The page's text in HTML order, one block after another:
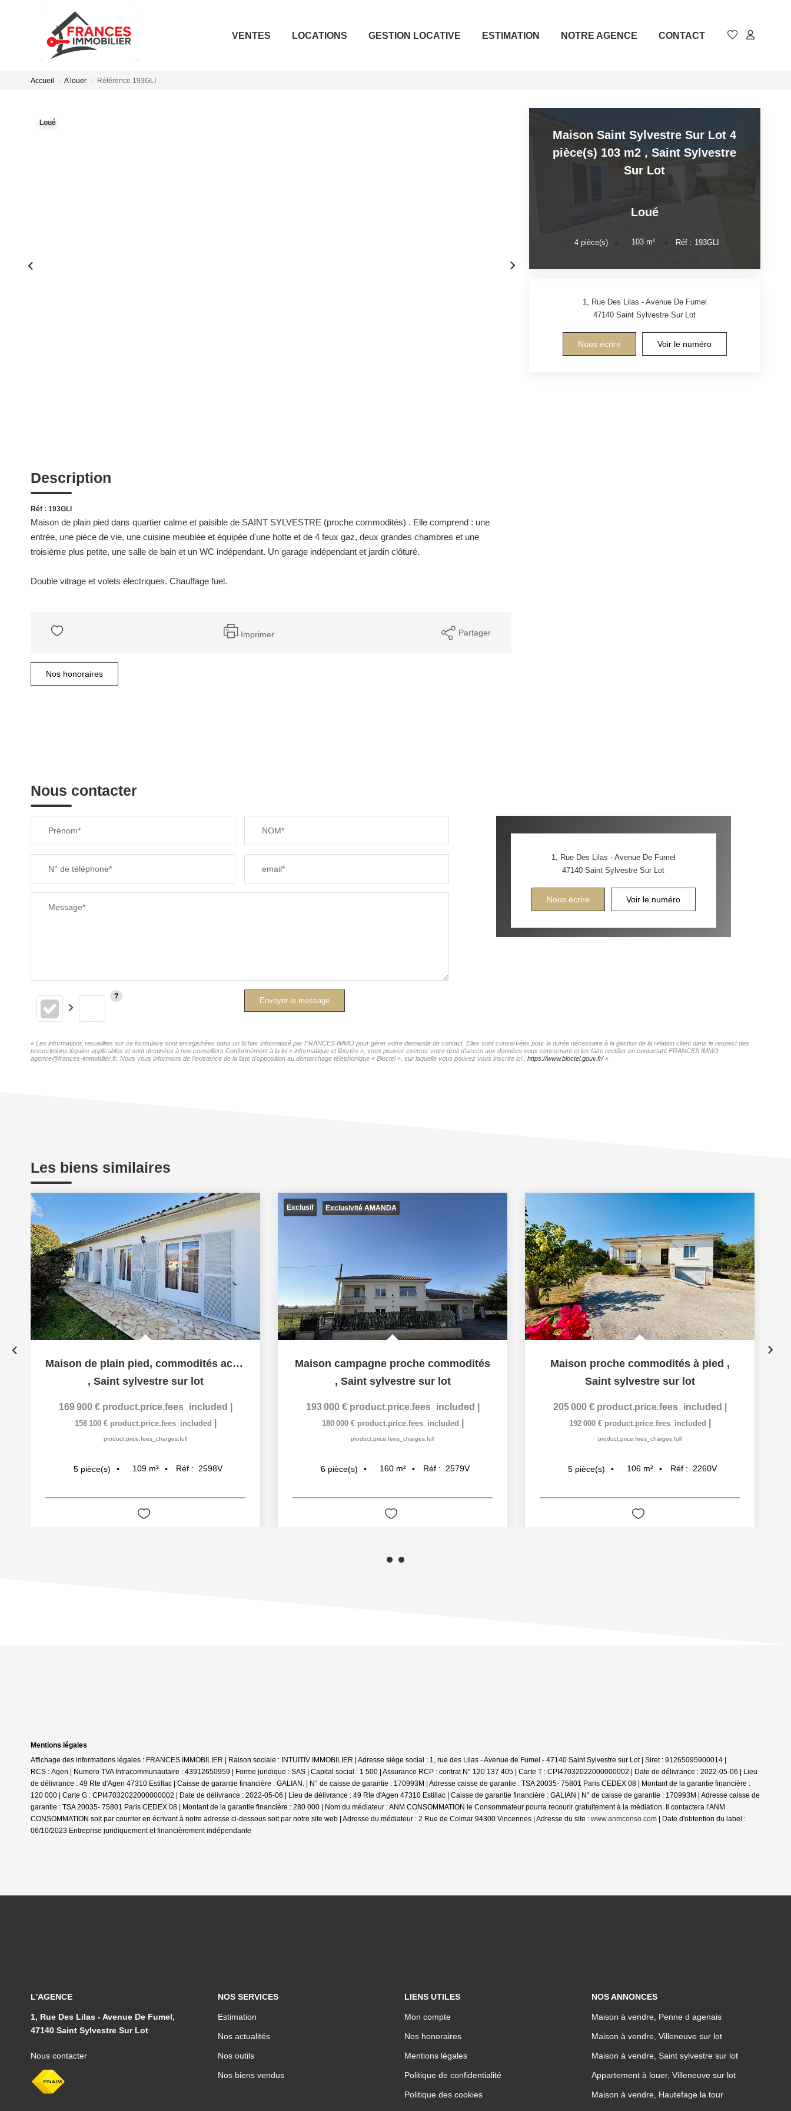
VENTES LOCATIONS GESTION LOCATIVE ESTIMATION NOTRE AGENCE CONTACT
Accueil A louer Référence 193GLI
Loué
Description
Réf : 193GLI
Maison de plain pied dans quartier calme et paisible de SAINT SYLVESTRE (proche commodités) . Elle comprend : une
entrée, une pièce de vie, une cuisine meublée et équipée d'une hotte et de 4 feux gaz, deux grandes chambres et une
troisième plus petite, une salle de bain et un WC indépendant. Un garage indépendant et jardin clôturé.
Double vitrage et volets électriques. Chauffage fuel.
Imprimer Partager
Nos honoraires
Maison Saint Sylvestre Sur Lot 4
pièce(s) 103 m2 ,Saint Sylvestre
Sur Lot
Loué
4pièce(s) 103 m² Réf : 193GLI
1, Rue Des Lilas - Avenue De Fumel
47140Saint Sylvestre Sur Lot
Nous écrire Voir le numéro
Nous contacter
Prénom* NOM*
N° de téléphone* email*
Message*
Envoyer le message
1, Rue Des Lilas - Avenue De Fumel
47140Saint Sylvestre Sur Lot
Nous écrire Voir le numéro
« Les informations recueillies sur ce formulaire sont enregistrées dans un fichier informatisé par FRANCES IMMO pour gérer votre demande de contact. Elles sont conservées pour la durée nécessaire à la gestion de la relation client dans le respect des
prescriptions légales applicables et sont destinées à nos conseillers Conformément à la loi « informatique et libertés », vous pouvez exercer votre droit d'accès aux données vous concernant et les faire rectifier en contactant FRANCES IMMO
agence@frances-immobilier.fr. Nous vous informons de l'existence de la liste d'opposition au démarchage téléphonique « Bloctel », sur laquelle vous pouvez vous inscrire ici : https://www.bloctel.gouv.fr/»
Les biens similaires
Maison de plain pied, commodités accessibles à pied
, Saint sylvestre sur lot
169 900 € product.price.fees_included
158 100 € product.price.fees_included
product.price.fees_charges.full
5 pièce(s) 109 m² Réf : 2598V
Exclusif Exclusivité AMANDA
Maison campagne proche commodités
, Saint sylvestre sur lot
193 000 € product.price.fees_included
180 000 € product.price.fees_included
product.price.fees_charges.full
6 pièce(s) 160 m² Réf : 2579V
Maison proche commodités à pied ,
Saint sylvestre sur lot
205 000 € product.price.fees_included
192 000 € product.price.fees_included
product.price.fees_charges.full
5 pièce(s) 106 m² Réf : 2260V
Mentions légales
Affichage des informations légales : FRANCES IMMOBILIER | Raison sociale : INTUITIV IMMOBILIER | Adresse siège social : 1, rue des Lilas - Avenue de Fumel - 47140 Saint Sylvestre sur Lot | Siret : 91265095900014 |
RCS : Agen | Numero TVA Intracommunautaire : 43912650959 | Forme juridique : SAS | Capital social : 1 500 | Assurance RCP : contrat N° 120 137 405 | Carte T : CPI47032022000000002 | Date de délivrance : 2022-05-06 | Lieu
de délivrance : 49 Rte d'Agen 47310 Estillac | Caisse de garantie financière : GALIAN. | N° de caisse de garantie : 170993M | Adresse caisse de garantie : TSA 20035- 75801 Paris CEDEX 08 | Montant de la garantie financière :
120 000 | Carte G : CPI47032022000000002 | Date de délivrance : 2022-05-06 | Lieu de délivrance : 49 Rte d'Agen 47310 Estillac | Caisse de garantie financière : GALIAN | N° de caisse de garantie : 170993M | Adresse caisse de
garantie : TSA 20035- 75801 Paris CEDEX 08 | Montant de la garantie financière : 280 000 | Nom du médiateur : ANM CONSOMMATION le Consommateur pourra recourir gratuitement à la médiation. Il contactera l'ANM
CONSOMMATION soit par courrier en écrivant à notre adresse ci-dessous soit par notre site web | Adresse du médiateur : 2 Rue de Colmar 94300 Vincennes | Adresse du site : www.anmconso.com | Date d'obtention du label :
06/10/2023 Entreprise juridiquement et financièrement indépendante
L'AGENCE
1, Rue Des Lilas - Avenue De Fumel,
47140 Saint Sylvestre Sur Lot
Nous contacter
NOS SERVICES
Estimation
Nos actualités
Nos outils
Nos biens vendus
LIENS UTILES
Mon compte
Nos honoraires
Mentions légales
Politique de confidentialité
Politique des cookies
NOS ANNONCES
Maison à vendre, Penne d agenais
Maison à vendre, Villeneuve sur lot
Maison à vendre, Saint sylvestre sur lot
Appartement à louer, Villeneuve sur lot
Maison à vendre, Hautefage la tour